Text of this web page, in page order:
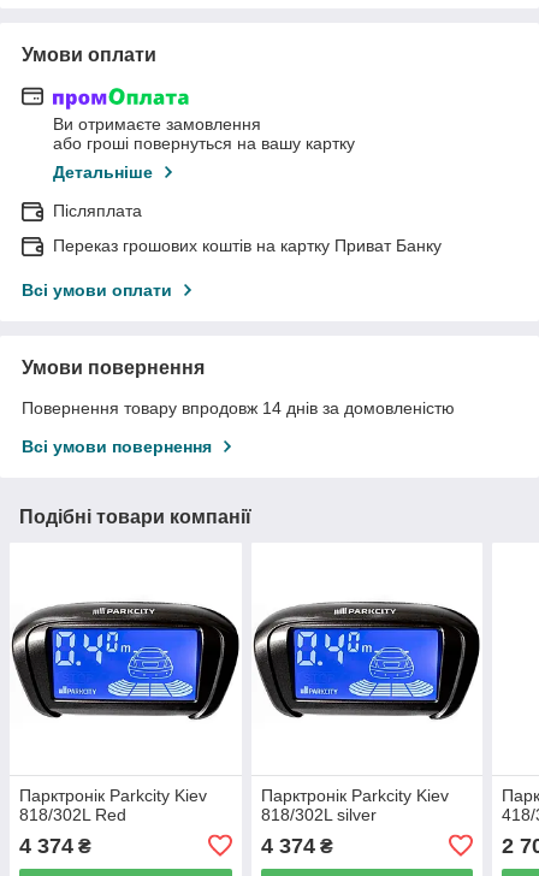
Умови оплати
Ви отримаєте замовлення
або гроші повернуться на вашу картку
Детальніше
Післяплата
Переказ грошових коштів на картку Приват Банку
Всі умови оплати
Умови повернення
Повернення товару впродовж 14 днів за домовленістю
Всі умови повернення
Подібні товари компанії
Парктронік Parkcity Kiev
818/302L Red
4 374 ₴
Парктронік Parkcity Kiev
818/302L silver
4 374₴
418/
2